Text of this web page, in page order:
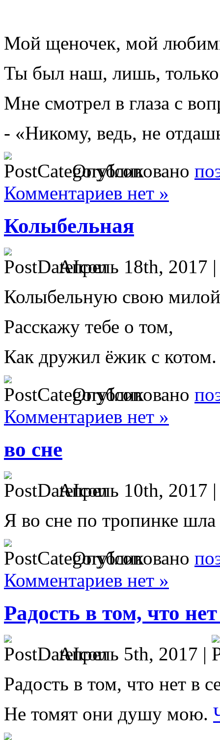
Мой щеночек, мой
Ты был наш, лишь,
Мне смотрел в глаза с
- «Никому, ведь, не
Опубликовано
Комментариев нет »
Колыбельная
Апрель 18th, 2017
Колыбельную свою
Расскажу тебе о том,
Как дружил ёжик с
Опубликовано
Комментариев нет »
во сне
Апрель 10th, 2017
Я во сне по тропинке
Опубликовано
Комментариев нет »
Радость в том, что
Апрель 5th, 2017 |
Радость в том, что нет в
Не томят они душу мою.